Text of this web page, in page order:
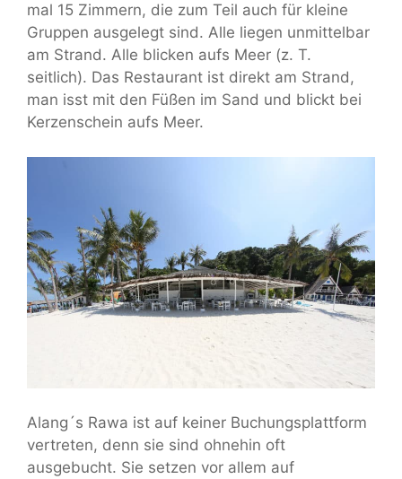
mal 15 Zimmern, die zum Teil auch für kleine
Gruppen ausgelegt sind. Alle liegen unmittelbar
am Strand. Alle blicken aufs Meer (z. T.
seitlich). Das Restaurant ist direkt am Strand,
man isst mit den Füßen im Sand und blickt bei
Kerzenschein aufs Meer.
Alang´s Rawa ist auf keiner Buchungsplattform
vertreten, denn sie sind ohnehin oft
ausgebucht. Sie setzen vor allem auf